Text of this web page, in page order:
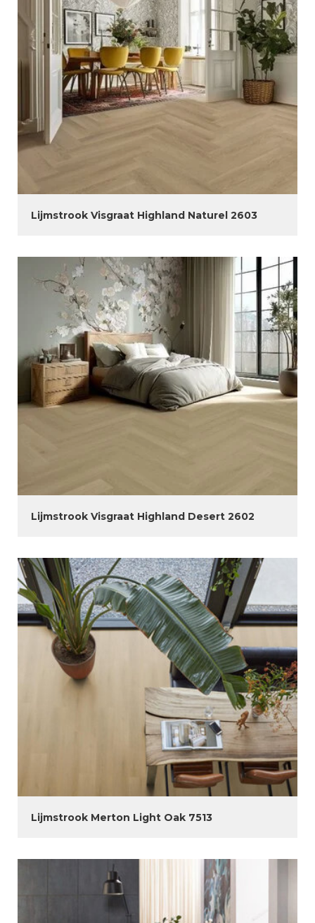
Lijmstrook Visgraat Highland Naturel 2603
Lijmstrook Visgraat Highland Desert 2602
Lijmstrook Merton Light Oak 7513